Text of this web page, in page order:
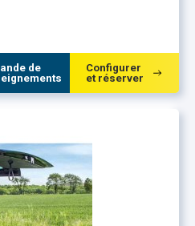
de
Configurer
et réserver